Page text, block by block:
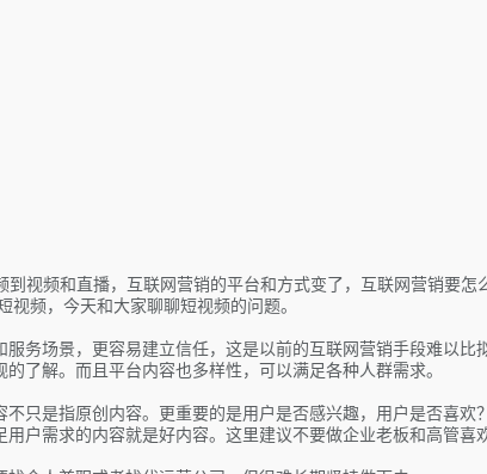
视频和直播，互联网营销的平台和方式变了，互联网营销要怎
频，今天和大家聊聊短视频的问题。
务场景，更容易建立信任，这是以前的互联网营销手段难以比拟
了解。而且平台内容也多样性，可以满足各种人群需求。
只是指原创内容。更重要的是用户是否感兴趣，用户是否喜欢？
户需求的内容就是好内容。这里建议不要做企业老板和高管喜